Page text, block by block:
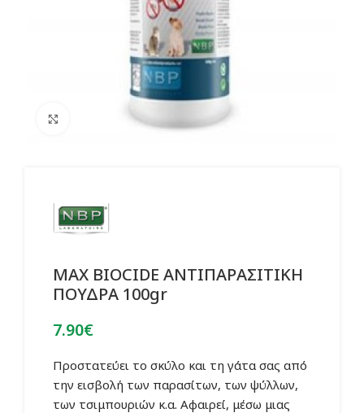
Click to enlarge
MAX BIOCIDE ΑΝΤΙΠΑΡΑΣΙΤΙΚΗ
ΠΟΥΔΡΑ 100gr
7.90€
Προστατεύει το σκύλο και τη γάτα σας από
την εισβολή των παρασίτων, των ψύλλων,
των τσιμπουριών κ.α. Αφαιρεί, μέσω μιας